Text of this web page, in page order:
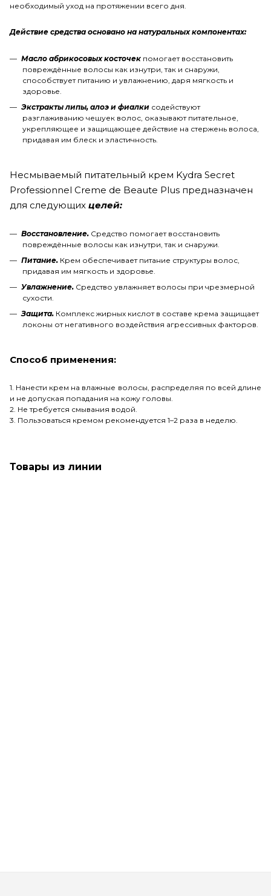
необходимый уход на протяжении всего дня.
Действие средства основано на натуральных компонентах:
Масло абрикосовых косточек помогает восстановить
повреждённые волосы как изнутри, так и снаружи,
способствует питанию и увлажнению, даря мягкость и
здоровье.
Экстракты липы, алоэ и фиалки содействуют
разглаживанию чешуек волос, оказывают питательное,
укрепляющее и защищающее действие на стержень волоса,
придавая им блеск и эластичность.
Несмываемый питательный крем Kydra Secret
Professionnel Creme de Beaute Plus предназначен
для следующих целей:
Восстановление. Средство помогает восстановить
повреждённые волосы как изнутри, так и снаружи.
Питание. Крем обеспечивает питание структуры волос,
придавая им мягкость и здоровье.
Увлажнение. Средство увлажняет волосы при чрезмерной
сухости.
Защита. Комплекс жирных кислот в составе крема защищает
локоны от негативного воздействия агрессивных факторов.
Способ применения:
1. Нанести крем на влажные волосы, распределяя по всей длине
и не допуская попадания на кожу головы.
2. Не требуется смывания водой.
3. Пользоваться кремом рекомендуется 1–2 раза в неделю.
Товары из линии